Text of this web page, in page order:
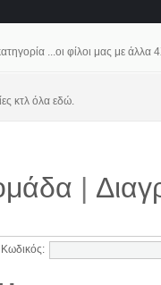
...οι φίλοι μας με άλλα
κτλ όλα εδώ.
|
Κωδικός: